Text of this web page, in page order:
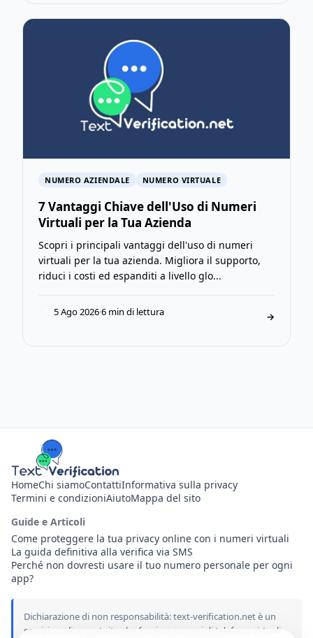
NUMERO AZIENDALE NUMERO VIRTUALE
7 Vantaggi Chiave dell'Uso di Numeri
Virtuali per la Tua Azienda
Scopri i principali vantaggi dell'uso di numeri
virtuali per la tua azienda. Migliora il supporto,
riduci i costi ed espanditi a livello glo...
5 Ago 2026·6 min di lettura →
HomeChi siamoContattiInformativa sulla privacy
Termini e condizioniAiutoMappa del sito
Guide e Articoli
Come proteggere la tua privacy online con i numeri virtuali
La guida definitiva alla verifica via SMS
Perché non dovresti usare il tuo numero personale per ogni
app?
Dichiarazione di non responsabilità: text-verification.net è un
servizio online gratuito che fornisce numeri di telefono virtuali